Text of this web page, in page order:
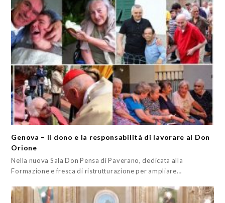
Genova – Il dono e la responsabilità di lavorare al Don
Orione
Nella nuova Sala Don Pensa di Paverano, dedicata alla
Formazione e fresca di ristrutturazione per ampliare…